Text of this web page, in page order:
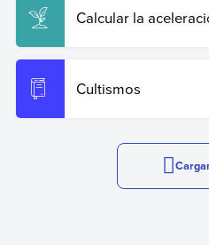
Calcular la
Cultismos